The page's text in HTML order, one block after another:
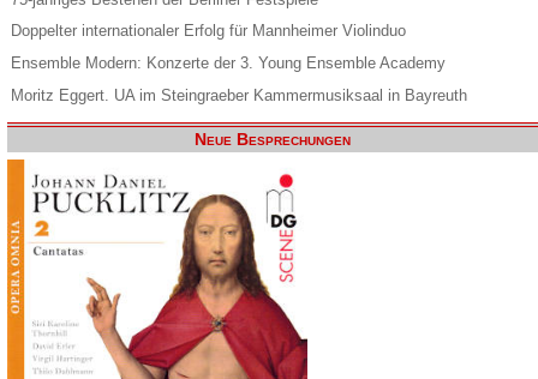
Doppelter internationaler Erfolg für Mannheimer Violinduo
Ensemble Modern: Konzerte der 3. Young Ensemble Academy
Moritz Eggert. UA im Steingraeber Kammermusiksaal in Bayreuth
Neue Besprechungen